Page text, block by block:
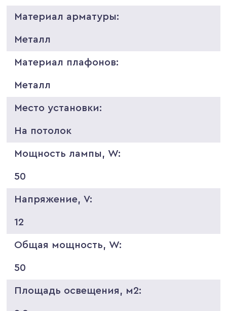
Материал арматуры:
Металл
Материал плафонов:
Металл
Место установки:
На потолок
Мощность лампы, W:
50
Напряжение, V:
12
Общая мощность, W:
50
Площадь освещения, м2: